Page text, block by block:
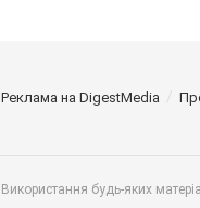
Реклама на DigestMedia
Використання будь-яких